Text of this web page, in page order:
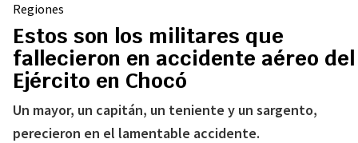
Regiones
Estos son los militares que
fallecieron en accidente aéreo del
Ejército en Chocó
Un mayor, un capitán, un teniente y un sargento,
perecieron en el lamentable accidente.